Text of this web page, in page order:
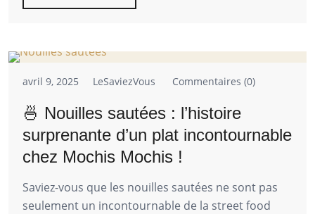
avril 9, 2025 LeSaviezVous Commentaires (0)
🍜 Nouilles sautées : l’histoire
surprenante d’un plat incontournable
chez Mochis Mochis !
Saviez-vous que les nouilles sautées ne sont pas
seulement un incontournable de la street food